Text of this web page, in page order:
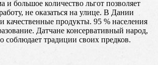
и большое количество льгот позволяет
не оказаться на улице. В Дании
качественные продукты. 95 % населения
Датчане консервативный народ,
соблюдает традиции своих предков.